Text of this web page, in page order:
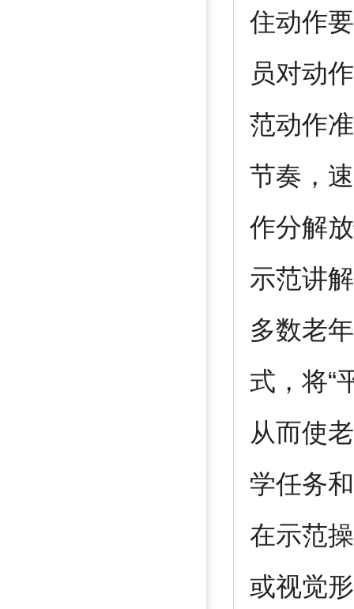
住动作
员对动
范动作
节奏，
作分解
示范讲
多数老
式，将“
从而使
学任务
在示范
或视觉